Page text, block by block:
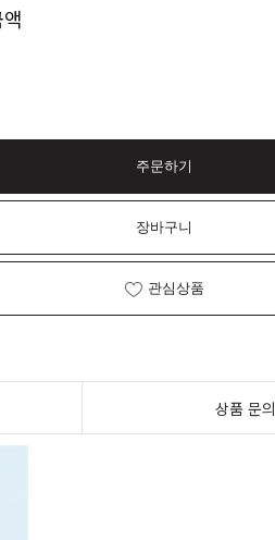
주문하기
장바구니
관심상품
상품 문의